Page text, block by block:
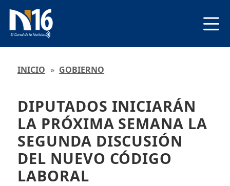
INICIO » GOBIERNO
DIPUTADOS INICIARÁN
LA PRÓXIMA SEMANA LA
SEGUNDA DISCUSIÓN
DEL NUEVO CÓDIGO
LABORAL